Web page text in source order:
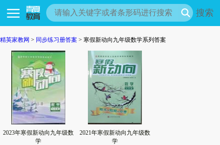
搜索
精英家教网 > 同步练习册答案 > 寒假新动向九年级数学系列答案
2023年寒假新动向九年级数
学
2021年寒假新动向九年级数
学